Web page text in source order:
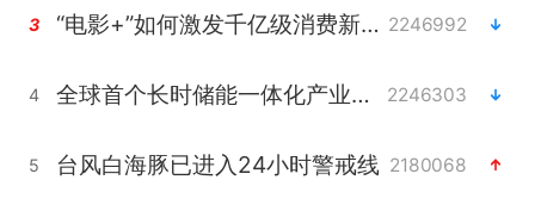
3 “电影+”如何激发千亿级消费新活力？ 2246992
4 全球首个长时储能一体化产业园量产 2246303
5 台风白海豚已进入24小时警戒线 2180068